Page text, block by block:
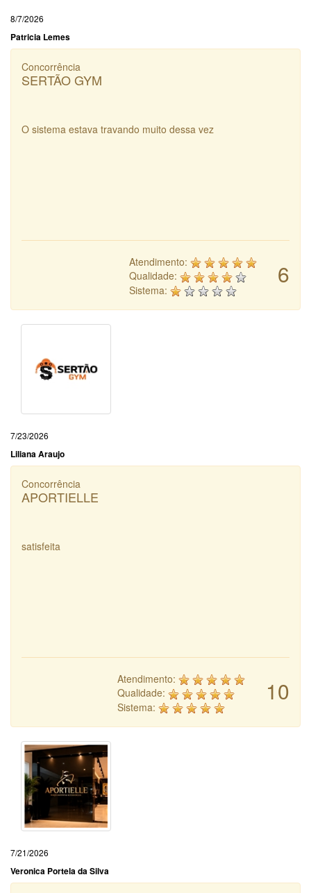
8/7/2026
Patricia Lemes
Concorrência
SERTÃO GYM
O sistema estava travando muito dessa vez
6
Atendimento:
Qualidade:
Sistema:
7/23/2026
Liliana Araujo
Concorrência
APORTIELLE
satisfeita
10
Atendimento:
Qualidade:
Sistema:
7/21/2026
Veronica Portela da Silva